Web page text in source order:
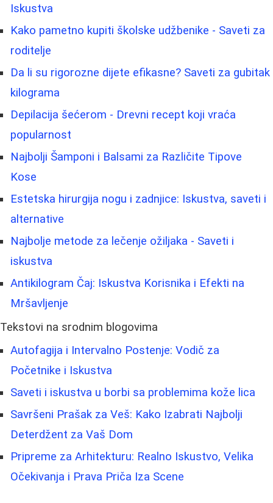
Iskustva
Kako pametno kupiti školske udžbenike - Saveti za
roditelje
Da li su rigorozne dijete efikasne? Saveti za gubitak
kilograma
Depilacija šećerom - Drevni recept koji vraća
popularnost
Najbolji Šamponi i Balsami za Različite Tipove
Kose
Estetska hirurgija nogu i zadnjice: Iskustva, saveti i
alternative
Najbolje metode za lečenje ožiljaka - Saveti i
iskustva
Antikilogram Čaj: Iskustva Korisnika i Efekti na
Mršavljenje
Tekstovi na srodnim blogovima
Autofagija i Intervalno Postenje: Vodič za
Početnike i Iskustva
Saveti i iskustva u borbi sa problemima kože lica
Savršeni Prašak za Veš: Kako Izabrati Najbolji
Deterdžent za Vaš Dom
Pripreme za Arhitekturu: Realno Iskustvo, Velika
Očekivanja i Prava Priča Iza Scene